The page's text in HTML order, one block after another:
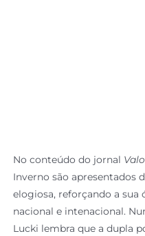
No conteúdo do jornal
Inverno são apresentados
elogiosa, reforçando a sua
nacional e intenacional.
Lucki lembra que a dupla